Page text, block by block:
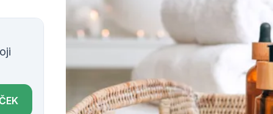
VOUCHER DO 20.12.2026
2x ubytování ve dvoulůžkovém pokoji
2x bohatá polopenze (snídaně formou
Wi-Fi připojení zdarma v celém lázeňském